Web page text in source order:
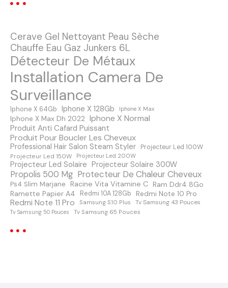
d
e
s
m
e
s
s
a
g
e
Cerave Gel Nettoyant Peau Sèche
Chauffe Eau Gaz Junkers 6L
Détecteur De Métaux
Installation Camera De
Surveillance
Iphone X 64Gb Iphone X 128Gb Iphone X Max
Iphone X Max Dh 2022 Iphone X Normal
Produit Anti Cafard Puissant
Produit Pour Boucler Les Cheveux
Professional Hair Salon Steam Styler
Projecteur Led 100W
Projecteur Led 150W
Projecteur Led 200W
Projecteur Led Solaire Projecteur Solaire 300W
Propolis 500 Mg Protecteur De Chaleur Cheveux
Ps4 Slim Marjane Racine Vita Vitamine C Ram Ddr4 8Go
Ramette Papier A4
Redmi 10A 128Gb Redmi Note 10 Pro
Redmi Note 11 Pro Samsung S10 Plus Tv Samsung 43 Pouces
Tv Samsung 50 Pouces Tv Samsung 65 Pouces